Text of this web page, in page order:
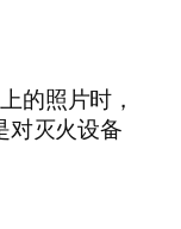
的照片时，
对灭火设备